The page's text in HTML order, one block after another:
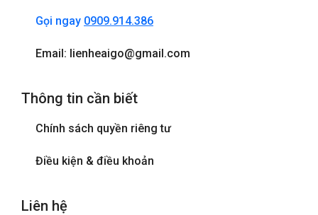
Gọi ngay 0909.914.386
Email: lienheaigo@gmail.com
Thông tin cần biết
Chính sách quyền riêng tư
Điều kiện & điều khoản
Liên hệ